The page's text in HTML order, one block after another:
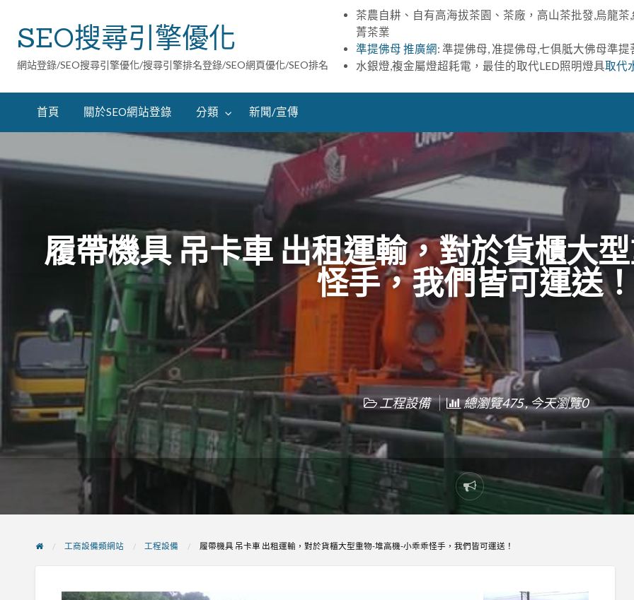
SEO搜尋引擎優化
網站登錄/SEO搜尋引擎優化/搜尋引擎排名登錄/SEO網頁優化/SEO排名
茶農自耕、自有高海拔茶園、茶廠，高山茶批發,烏龍茶
菁茶業
準提佛母 推廣網: 準提佛母, 准提佛母,七俱胝大佛母準
水銀燈,複金屬燈超耗電，最佳的取代LED照明燈具取代
首頁 關於SEO網站登錄 分類 新聞/宣傳
履帶機具 吊卡車 出租運輸，對於貨櫃大
怪手，我們皆可運送！
工程設備 總瀏覽475 , 今天瀏覽0
Report
problem
工商設備類網站 工程設備 履帶機具 吊卡車 出租運輸，對於貨櫃大型重物-堆高機-小乖乖怪手，我們皆可運送！